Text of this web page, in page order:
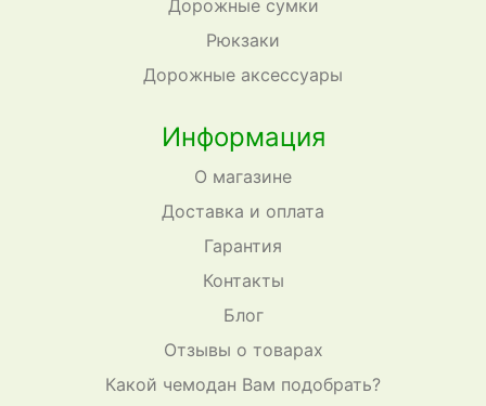
Дорожные сумки
Рюкзаки
Дорожные аксессуары
Информация
О магазине
Доставка и оплата
Гарантия
Контакты
Блог
Отзывы о товарах
Какой чемодан Вам подобрать?